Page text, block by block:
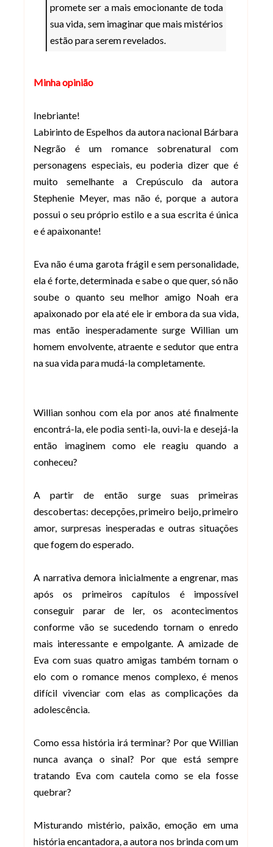
promete ser a mais emocionante de toda
sua vida, sem imaginar que mais mistérios
estão para serem revelados.
Minha opinião
Inebriante!
Labirinto de Espelhos da autora nacional Bárbara
Negrão é um romance sobrenatural com
personagens especiais, eu poderia dizer que é
muito semelhante a Crepúsculo da autora
Stephenie Meyer, mas não é, porque a autora
possui o seu próprio estilo e a sua escrita é única
e é apaixonante!
Eva não é uma garota frágil e sem personalidade,
ela é forte, determinada e sabe o que quer, só não
soube o quanto seu melhor amigo Noah era
apaixonado por ela até ele ir embora da sua vida,
mas então inesperadamente surge Willian um
homem envolvente, atraente e sedutor que entra
na sua vida para mudá-la completamente.
Willian sonhou com ela por anos até finalmente
encontrá-la, ele podia senti-la, ouvi-la e desejá-la
então imaginem como ele reagiu quando a
conheceu?
A partir de então surge suas primeiras
descobertas: decepções, primeiro beijo, primeiro
amor, surpresas inesperadas e outras situações
que fogem do esperado.
A narrativa demora inicialmente a engrenar, mas
após os primeiros capítulos é impossível
conseguir parar de ler, os acontecimentos
conforme vão se sucedendo tornam o enredo
mais interessante e empolgante. A amizade de
Eva com suas quatro amigas também tornam o
elo com o romance menos complexo, é menos
difícil vivenciar com elas as complicações da
adolescência.
Como essa história irá terminar? Por que Willian
nunca avança o sinal? Por que está sempre
tratando Eva com cautela como se ela fosse
quebrar?
Misturando mistério, paixão, emoção em uma
história encantadora, a autora nos brinda com um